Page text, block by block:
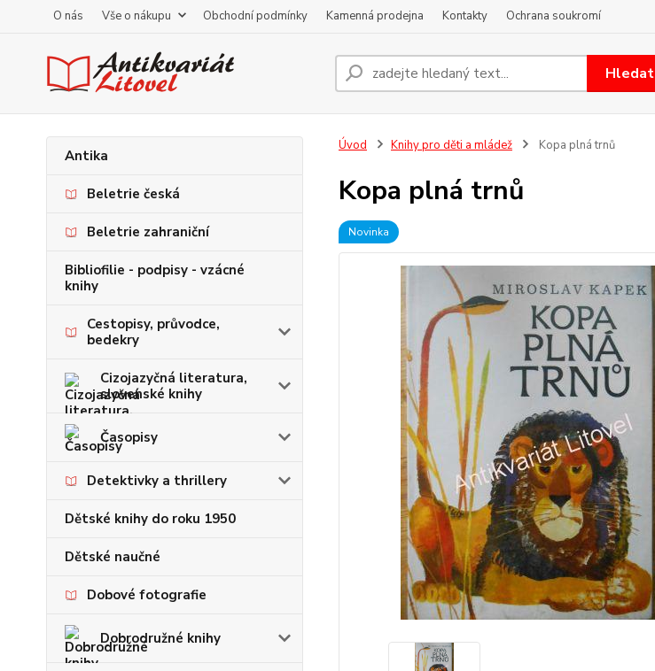
O nás Vše o nákupu Obchodní podmínky Kamenná prodejna Kontakty Ochrana soukromí
Hledat
Antika
Beletrie česká
Beletrie zahraniční
Bibliofilie - podpisy - vzácné
knihy
Cestopisy, průvodce,
bedekry
Cizojazyčná literatura,
slovenské knihy
Časopisy
Detektivky a thrillery
Dětské knihy do roku 1950
Dětské naučné
Dobové fotografie
Dobrodružné knihy
Úvod Knihy pro děti a mládež Kopa plná trnů
Kopa plná trnů
Novinka